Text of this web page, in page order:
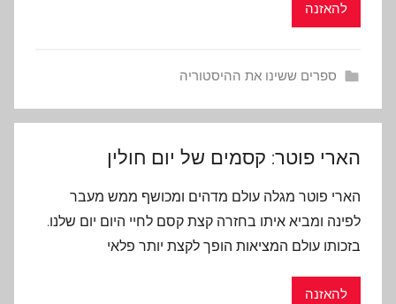
להאזנה
ספרים ששינו את ההיסטוריה
הארי פוטר: קסמים של יום חולין
הארי פוטר מגלה עולם מדהים ומכושף ממש מעבר
לפינה ומביא איתו בחזרה קצת קסם לחיי היום יום שלנו.
בזכותו עולם המציאות הופך לקצת יותר פלאי
להאזנה